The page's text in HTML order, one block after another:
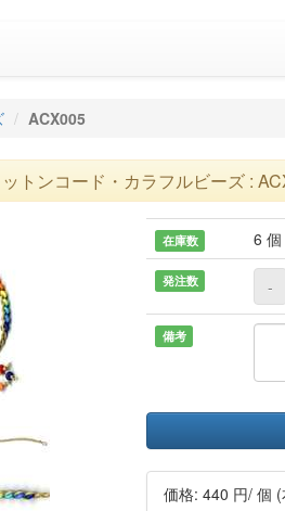
ACX005
トンコード・カラフルビーズ :
在庫数 6 個
発注数 -
備考
価格:440 円/ 個